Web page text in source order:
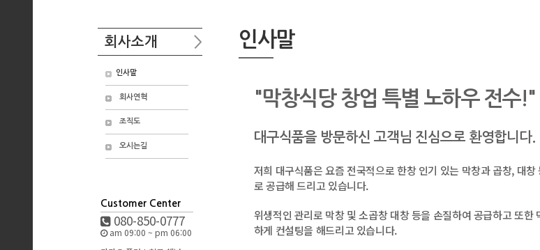
회사소개
인사말
회사연혁
조직도
오시는길
Customer Center
080-850-0777
am 09:00 ~ pm 06:00
인사말
"막창식당 창업 특별 노하우 전수!"
대구식품을 방문하신 고객님 진심으로 환영합니다.
저희 대구식품은 요즘 전국적으로 한창 인기 있는 막창과 곱창, 대
로 공급해 드리고 있습니다.
위생적인 관리로 막창 및 소곱창 대창 등을 손질하여 공급하고 또
하게 컨설팅을 해드리고 있습니다.